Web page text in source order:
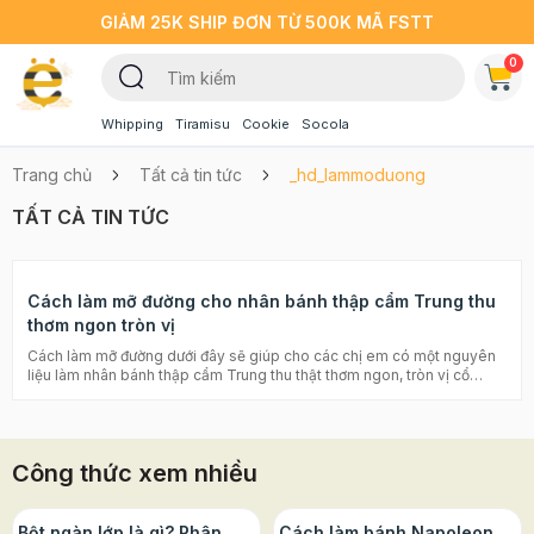
GIẢM 25K SHIP ĐƠN TỪ 500K MÃ FSTT
Whipping Tiramisu Cookie Socola
0
Trang chủ Tất cả tin tức _hd_lammoduong
TẤT CẢ TIN TỨC
Cách làm mỡ đường cho nhân bánh thập cẩm Trung thu
thơm ngon tròn vị
Cách làm mỡ đường dưới đây sẽ giúp cho các chị em có một nguyên
liệu làm nhân bánh thập cẩm Trung thu thật thơm ngon, tròn vị cổ
nào khi làm bánh Trung thu nhất? Đó chính là làm nguyên liệu nhân
bánh thập cẩm thật thơm ngon và đậm đà hương vị cổ truyền. Mà nhân
bánh Trung thu thập cẩm thì không thể nào thiếu được mỡ đường. Các
chị em muốn tự tay làm mỡ đường ở nhà thay vì đi mua sẵn ở ngoài để
Công thức xem nhiều